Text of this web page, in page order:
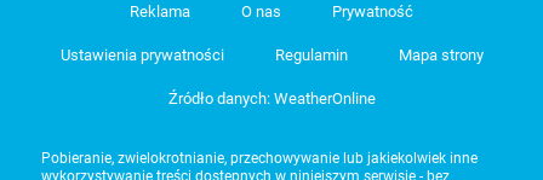
Reklama O nas Prywatność
Ustawienia prywatności Regulamin Mapa strony
Źródło danych: WeatherOnline
Pobieranie, zwielokrotnianie, przechowywanie lub jakiekolwiek inne
wykorzystywanie treści dostępnych w niniejszym serwisie - bez